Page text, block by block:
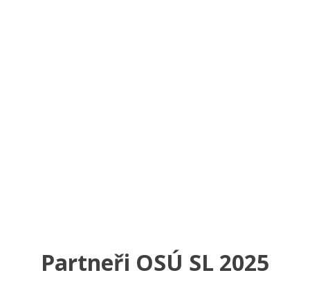
Partneři OSÚ SL 2025